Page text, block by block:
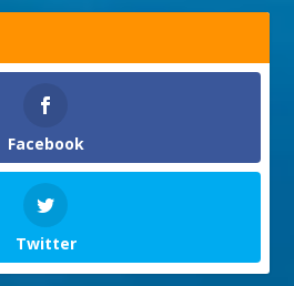
Facebook
Twitter